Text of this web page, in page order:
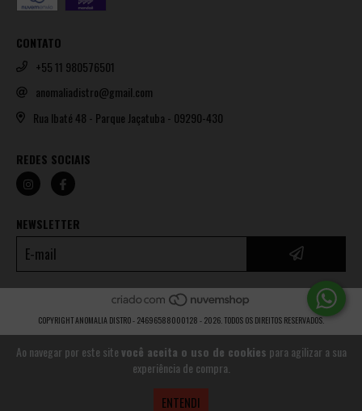
Ao navegar por este sitevocê aceita o uso de cookies para agilizar a sua
experiência de compra.
ENTENDI
CONTATO
+55 11 980576501
anomaliadistro@gmail.com
Rua Ibaté 48 - Parque Jaçatuba - 09290-430
REDES SOCIAIS
NEWSLETTER
COPYRIGHT ANOMALIA DISTRO - 24696588000128 - 2026. TODOS OS DIREITOS RESERVADOS.